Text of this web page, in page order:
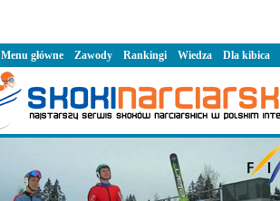
Menu główne Zawody Rankingi Wiedza Dla kibica